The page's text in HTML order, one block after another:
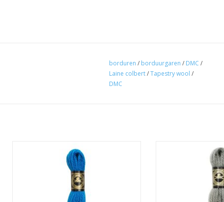
borduren / borduurgaren / DMC /
Laine colbert/Tapestry wool /
DMC
TOEVOEGEN AAN WINKELWAGEN
DMC laine colbert
TOEVOEGEN